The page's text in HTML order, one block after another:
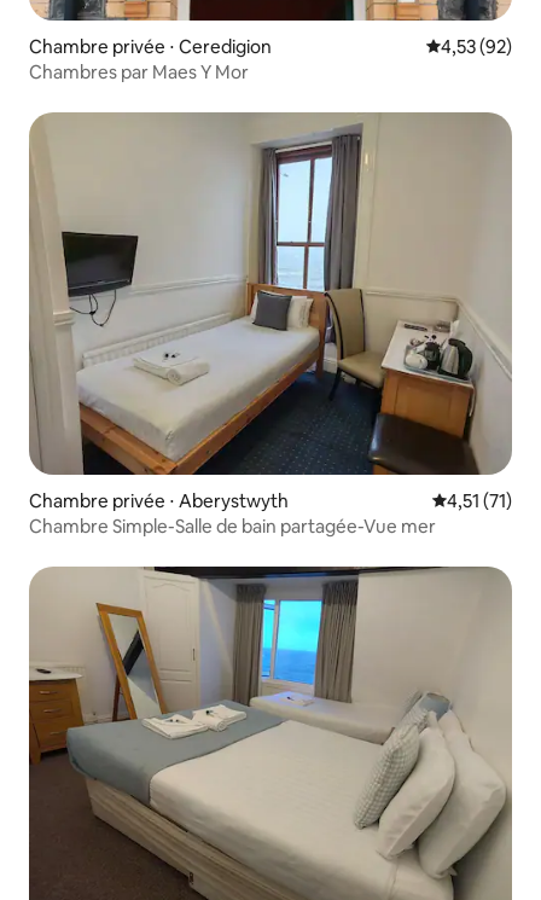
Chambre privée ⋅ Ceredigion Évaluation
4,53 (92)
Chambres par Maes Y Mor
Chambre privée ⋅ Aberystwyth Évaluation
4,51 (71)
Chambre Simple-Salle de bain partagée-Vue mer